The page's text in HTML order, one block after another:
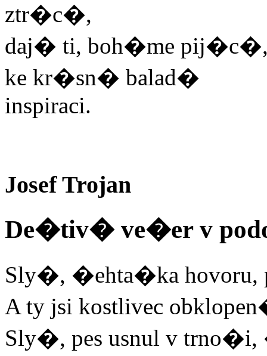
ztr�c�,
daj� ti, boh�me
ke kr�sn� balad�
inspiraci.
Josef Trojan
De�tiv� ve�er v
Sly�, �ehta�ka hovoru,
A ty jsi kostlivec
Sly�, pes usnul v